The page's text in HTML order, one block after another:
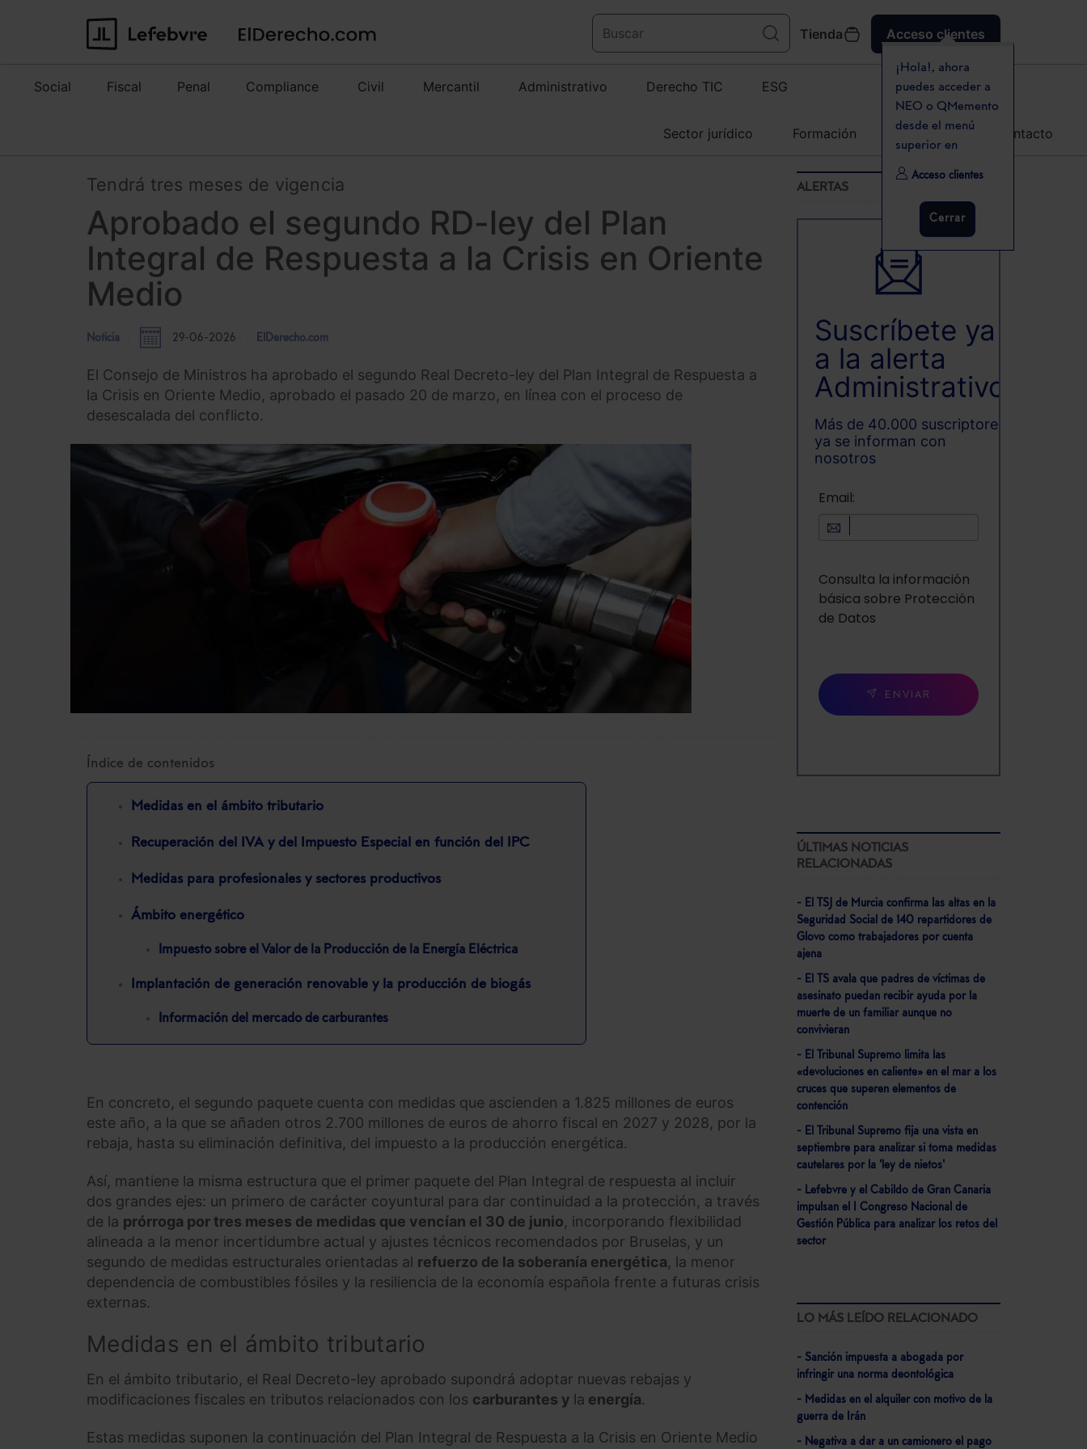
Tienda Acceso clientes
¡Hola!, ahora
puedes acceder a
NEO o QMemento
desde el menú
superior en
Acceso clientes
Cerrar
Social Fiscal Penal Compliance Civil Mercantil Administrativo Derecho TIC ESG
Sector jurídico Formación Agenda Contacto
Tendrá tres meses de vigencia
Aprobado el segundo RD-ley del Plan
Integral de Respuesta a la Crisis en Oriente
Medio
Noticia 29-06-2026 ElDerecho.com
El Consejo de Ministros ha aprobado el segundo Real Decreto-ley del Plan Integral de Respuesta a
la Crisis en Oriente Medio, aprobado el pasado 20 de marzo, en línea con el proceso de
desescalada del conflicto.
Índice de contenidos
Medidas en el ámbito tributario
Recuperación del IVA y del Impuesto Especial en función del IPC
Medidas para profesionales y sectores productivos
Ámbito energético
Impuesto sobre el Valor de la Producción de la Energía Eléctrica
Implantación de generación renovable y la producción de biogás
Información del mercado de carburantes
En concreto, el segundo paquete cuenta con medidas que ascienden a 1.825 millones de euros
este año, a la que se añaden otros 2.700 millones de euros de ahorro fiscal en 2027 y 2028, por la
rebaja, hasta su eliminación definitiva, del impuesto a la producción energética.
Así, mantiene la misma estructura que el primer paquete del Plan Integral de respuesta al incluir
dos grandes ejes: un primero de carácter coyuntural para dar continuidad a la protección, a través
de la prórroga por tres meses de medidas que vencían el 30 de junio, incorporando flexibilidad
alineada a la menor incertidumbre actual y ajustes técnicos recomendados por Bruselas, y un
segundo de medidas estructurales orientadas al refuerzo de la soberanía energética, la menor
dependencia de combustibles fósiles y la resiliencia de la economía española frente a futuras crisis
externas.
Medidas en el ámbito tributario
En el ámbito tributario, el Real Decreto-ley aprobado supondrá adoptar nuevas rebajas y
modificaciones fiscales en tributos relacionados con los carburantes y la energía.
Estas medidas suponen la continuación del Plan Integral de Respuesta a la Crisis en Oriente Medio
ALERTAS
Suscríbete ya
a la alerta
Administrativo
Más de 40.000 suscriptores
ya se informan con
nosotros
Email:
Consulta la información
básica sobre Protección
de Datos
ENVIAR
ÚLTIMAS NOTICIAS
RELACIONADAS
- El TSJ de Murcia confirma las altas en la
Seguridad Social de 140 repartidores de
Glovo como trabajadores por cuenta
ajena
- El TS avala que padres de víctimas de
asesinato puedan recibir ayuda por la
muerte de un familiar aunque no
convivieran
- El Tribunal Supremo limita las
«devoluciones en caliente» en el mar a los
cruces que superen elementos de
contención
- El Tribunal Supremo fija una vista en
septiembre para analizar si toma medidas
cautelares por la 'ley de nietos'
- Lefebvre y el Cabildo de Gran Canaria
impulsan el I Congreso Nacional de
Gestión Pública para analizar los retos del
sector
LO MÁS LEÍDO RELACIONADO
- Sanción impuesta a abogada por
infringir una norma deontológica
- Medidas en el alquiler con motivo de la
guerra de Irán
- Negativa a dar a un camionero el pago